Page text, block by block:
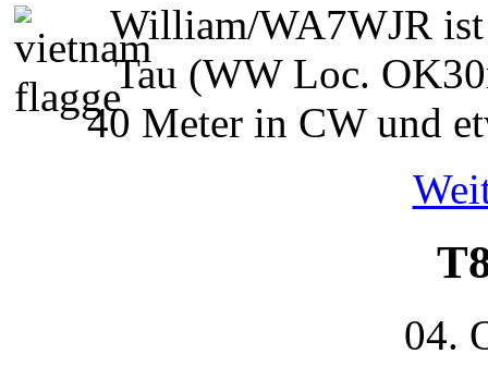
William/WA7WJR
Tau (WW Loc.
40 Meter in CW und
04.